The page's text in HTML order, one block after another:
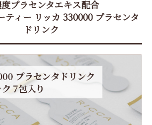
プラセンタエキス配合
ティー リッカ 330000 プラセンタ
ドリンク